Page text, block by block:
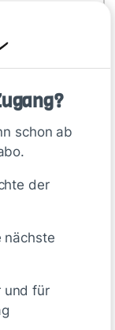
schon ab
der
nächste
und für
1 Ei sowie
glatten
formen,
Minuten